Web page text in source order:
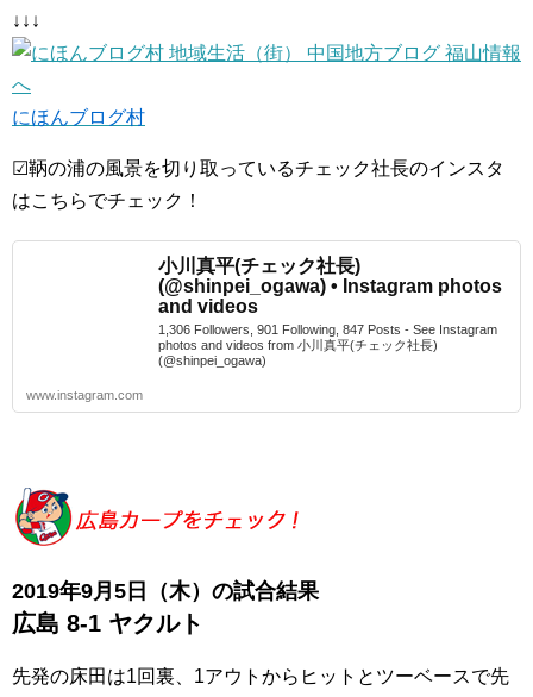
↓↓↓
にほんブログ村
☑鞆の浦の風景を切り取っているチェック社長のインスタ
はこちらでチェック！
小川真平(チェック社長)
(@shinpei_ogawa) • Instagram photos
and videos
1,306 Followers, 901 Following, 847 Posts - See Instagram
photos and videos from 小川真平(チェック社長)
(@shinpei_ogawa)
www.instagram.com
2019年9月5日（木）の試合結果
広島 8-1 ヤクルト
先発の床田は1回裏、1アウトからヒットとツーベースで先